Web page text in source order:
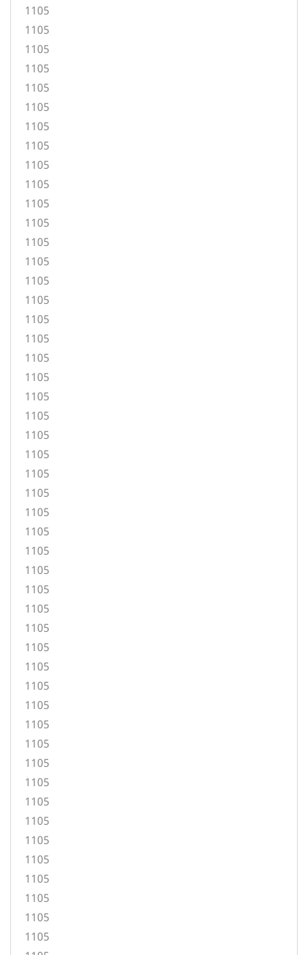
1105
1105
1105
1105
1105
1105
1105
1105
1105
1105
1105
1105
1105
1105
1105
1105
1105
1105
1105
1105
1105
1105
1105
1105
1105
1105
1105
1105
1105
1105
1105
1105
1105
1105
1105
1105
1105
1105
1105
1105
1105
1105
1105
1105
1105
1105
1105
1105
1105